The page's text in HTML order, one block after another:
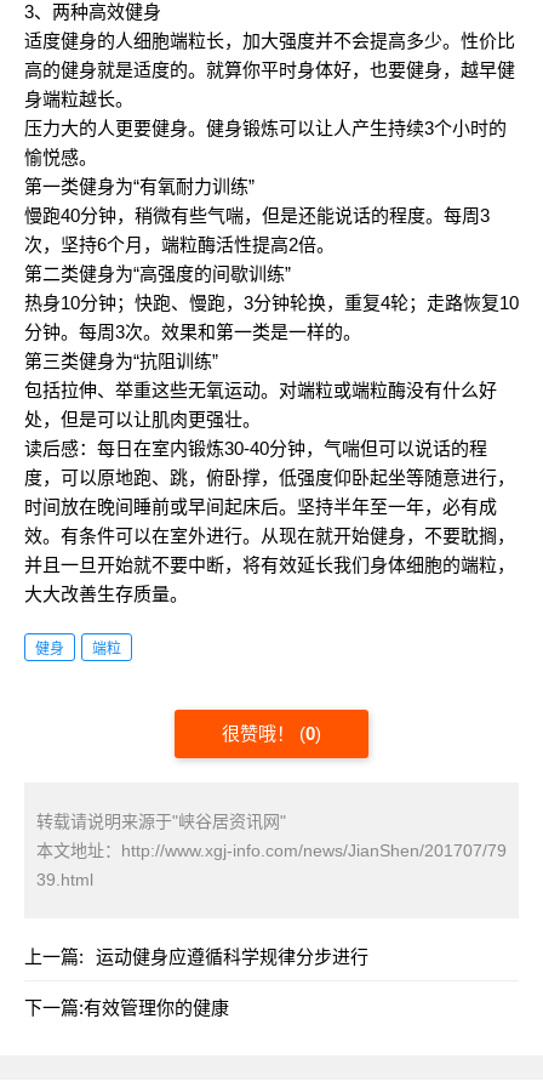
3、两种高效健身
适度健身的人细胞端粒长，加大强度并不会提高多少。性价比
高的健身就是适度的。就算你平时身体好，也要健身，越早健
身端粒越长。
压力大的人更要健身。健身锻炼可以让人产生持续3个小时的
愉悦感。
第一类健身为“有氧耐力训练”
慢跑40分钟，稍微有些气喘，但是还能说话的程度。每周3
次，坚持6个月，端粒酶活性提高2倍。
第二类健身为“高强度的间歇训练”
热身10分钟；快跑、慢跑，3分钟轮换，重复4轮；走路恢复10
分钟。每周3次。效果和第一类是一样的。
第三类健身为“抗阻训练”
包括拉伸、举重这些无氧运动。对端粒或端粒酶没有什么好
处，但是可以让肌肉更强壮。
读后感：每日在室内锻炼30-40分钟，气喘但可以说话的程
度，可以原地跑、跳，俯卧撑，低强度仰卧起坐等随意进行，
时间放在晚间睡前或早间起床后。坚持半年至一年，必有成
效。有条件可以在室外进行。从现在就开始健身，不要耽搁，
并且一旦开始就不要中断，将有效延长我们身体细胞的端粒，
大大改善生存质量。
健身 端粒
很赞哦！ (0)
转载请说明来源于"峡谷居资讯网"
本文地址： http://www.xgj-info.com/news/JianShen/201707/79
39.html
上一篇: 运动健身应遵循科学规律分步进行
下一篇:有效管理你的健康